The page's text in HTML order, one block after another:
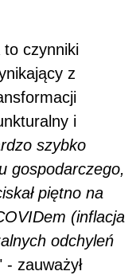
to czynniki
z
i
szybko
gospodarczego,
piętno na
(inflacja
odchyleń
- zauważył